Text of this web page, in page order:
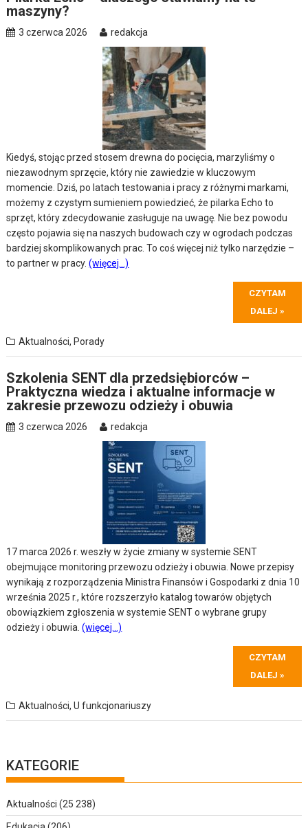
maszyny?
3 czerwca 2026 redakcja
Kiedyś, stojąc przed stosem drewna do pocięcia, marzyliśmy o
niezawodnym sprzęcie, który nie zawiedzie w kluczowym
momencie. Dziś, po latach testowania i pracy z różnymi markami,
możemy z czystym sumieniem powiedzieć, żepilarka Echo to
sprzęt, który zdecydowanie zasługuje na uwagę. Nie bez powodu
często pojawia się na naszych budowach czy w ogrodach podczas
bardziej skomplikowanych prac. To coś więcej niż tylko narzędzie –
to partner w pracy.(więcej…)
CZYTAM
DALEJ »
Aktualności,Porady
Szkolenia SENT dla przedsiębiorców –
Praktyczna wiedza i aktualne informacje w
zakresie przewozu odzieży i obuwia
3 czerwca 2026 redakcja
17 marca 2026 r. weszły w życie zmiany w systemie SENT
obejmujące monitoring przewozu odzieży i obuwia. Nowe przepisy
wynikają z rozporządzenia Ministra Finansów i Gospodarki z dnia 10
września 2025 r., które rozszerzyło katalog towarów objętych
obowiązkiem zgłoszenia w systemie SENT o wybrane grupy
odzieży i obuwia.(więcej…)
CZYTAM
DALEJ »
Aktualności,U funkcjonariuszy
KATEGORIE
Aktualności (25 238)